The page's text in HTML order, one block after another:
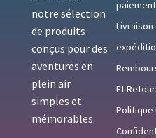
notre sélection
de produits
conçus pour des
aventures en
plein air
simples et
mémorables.
paiement
Livraison
Et
Politique